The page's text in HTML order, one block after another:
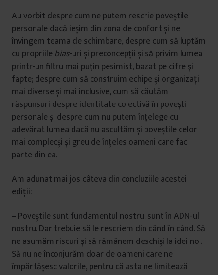
Au vorbit despre cum ne putem rescrie poveștile
personale dacă ieșim din zona de confort și ne
învingem teama de schimbare, despre cum să luptăm
cu propriile bias-uri și preconcepții și să privim lumea
printr-un filtru mai puțin pesimist, bazat pe cifre și
fapte; despre cum să construim echipe și organizații
mai diverse și mai inclusive, cum să căutăm
răspunsuri despre identitate colectivă în povești
personale și despre cum nu putem înțelege cu
adevărat lumea dacă nu ascultăm și poveștile celor
mai complecși și greu de înțeles oameni care fac
parte din ea.
Am adunat mai jos câteva din concluziile acestei
ediții:
– Poveștile sunt fundamentul nostru, sunt în ADN-ul
nostru. Dar trebuie să le rescriem din când în când. Să
ne asumăm riscuri și să rămânem deschiși la idei noi.
Să nu ne înconjurăm doar de oameni care ne
împărtășesc valorile, pentru că asta ne limitează